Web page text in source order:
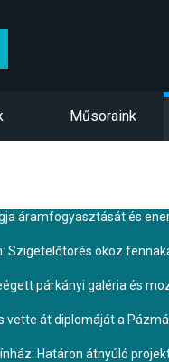
Műsoraink
áramfogyasztását és
Szigetelőtörés okoz
párkányi galéria és
át diplomáját a
Határon átnyúló